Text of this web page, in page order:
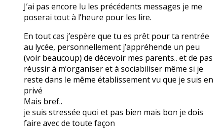
J’ai pas encore lu les précédents messages je me
poserai tout à l’heure pour les lire.
En tout cas j’espère que tu es prêt pour ta rentrée
au lycée, personnellement j’appréhende un peu
(voir beaucoup) de décevoir mes parents.. et de pas
réussir à m’organiser et à sociabiliser même si je
reste dans le même établissement vu que je suis en
privé
Mais bref..
je suis stressée quoi et pas bien mais bon je dois
faire avec de toute façon